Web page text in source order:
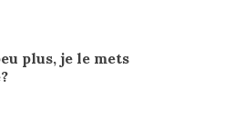
plus, je le mets